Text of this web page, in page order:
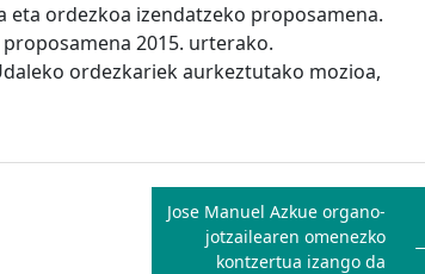
eta ordezkoa izendatzeko proposamena.
2015. urterako.
ordezkariek aurkeztutako mozioa,
Jose Manuel Azkue organo-
jotzailearen omenezko
kontzertua izango da